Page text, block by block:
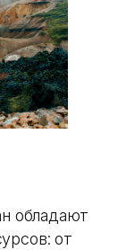
обладают
от